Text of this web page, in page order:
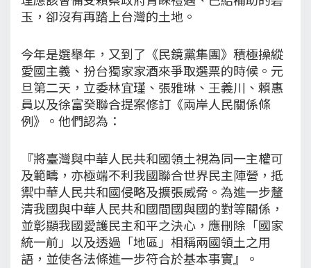
玉，卻沒有再踏上台灣的土地。
今年是選舉年，又到了《民鏡黨集團》積極操縱
愛國主義、扮台獨家家酒來爭取選票的時候。元
旦第二天，立委林宜瑾、張雅琳、王義川、賴惠
員以及徐富癸聯合提案修訂《兩岸人民關係條
例》。他們認為：
『將臺灣與中華人民共和國領土視為同一主權可
及範疇，亦極端不利我國聯合世界民主陣營，抵
禦中華人民共和國侵略及擴張威脅。為進一步釐
清我國與中華人民共和國間國與國的對等關係，
並彰顯我國愛護民主和平之決心，應刪除「國家
統一前」以及透過「地區」相稱兩國領土之用
語，並使各法條進一步符合於基本事實』。